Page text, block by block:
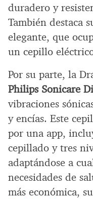
duradero y
También destaca
elegante, que
un cepillo
Por su parte, la
Philips Sonicare
vibraciones
y encías. Este
por una app,
cepillado y tres
adaptándose a
necesidades de
más económica,